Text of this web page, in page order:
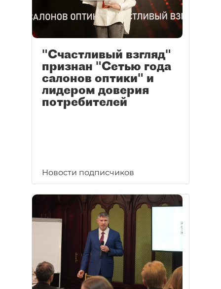
"Счастливый взгляд"
признан "Сетью года
салонов оптики" и
лидером доверия
потребителей
Новости подписчиков